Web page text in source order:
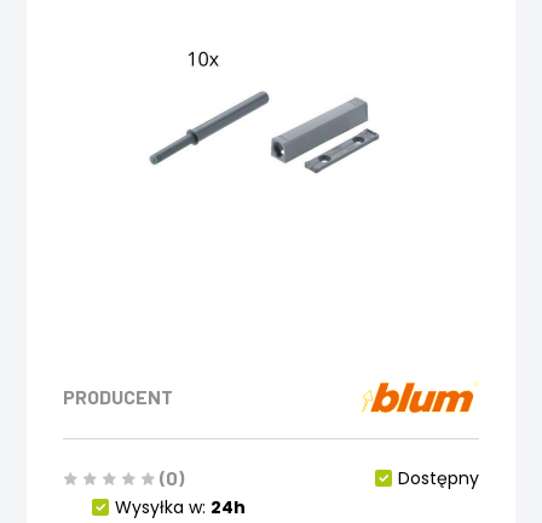
PRODUCENT
(0)
Dostępny
Wysyłka w: 24h